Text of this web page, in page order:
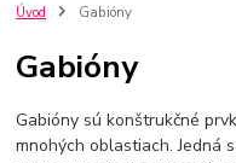
Úvod Gabióny
Gabióny
Gabióny sú konštrukčné
mnohých oblastiach. Jedná